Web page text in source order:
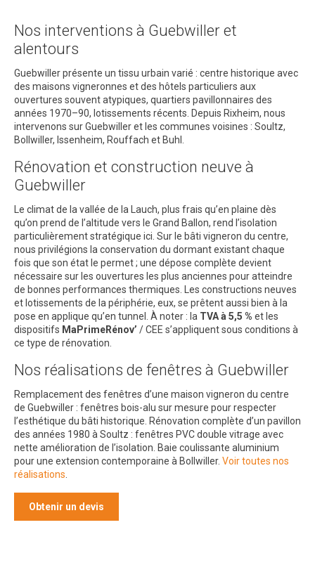
Nos interventions à Guebwiller et
alentours
Guebwiller présente un tissu urbain varié : centre historique avec
des maisons vigneronnes et des hôtels particuliers aux
ouvertures souvent atypiques, quartiers pavillonnaires des
années 1970–90, lotissements récents. Depuis Rixheim, nous
intervenons sur Guebwiller et les communes voisines : Soultz,
Bollwiller, Issenheim, Rouffach et Buhl.
Rénovation et construction neuve à
Guebwiller
Le climat de la vallée de la Lauch, plus frais qu’en plaine dès
qu’on prend de l’altitude vers le Grand Ballon, rend l’isolation
particulièrement stratégique ici. Sur le bâti vigneron du centre,
nous privilégions la conservation du dormant existant chaque
fois que son état le permet ; une dépose complète devient
nécessaire sur les ouvertures les plus anciennes pour atteindre
de bonnes performances thermiques. Les constructions neuves
et lotissements de la périphérie, eux, se prêtent aussi bien à la
pose en applique qu’en tunnel. À noter : la TVA à 5,5 % et les
dispositifs MaPrimeRénov’ / CEE s’appliquent sous conditions à
ce type de rénovation.
Nos réalisations de fenêtres à Guebwiller
Remplacement des fenêtres d’une maison vigneron du centre
de Guebwiller : fenêtres bois-alu sur mesure pour respecter
l’esthétique du bâti historique. Rénovation complète d’un pavillon
des années 1980 à Soultz : fenêtres PVC double vitrage avec
nette amélioration de l’isolation. Baie coulissante aluminium
pour une extension contemporaine à Bollwiller. Voir toutes nos
réalisations
Obtenir un devis